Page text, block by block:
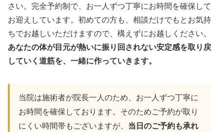
さい。完全予約制で、お一人ずつ丁寧にお時間を確保して
お迎えしています。初めての方も、相談だけでもとお気持
ちでお越しいただけますので、構えずにお越しください。
あなたの体が目元が熱いに振り回されない安定感を取り戻
していく道筋を、一緒に作っていきます。
当院は施術者が院長一人のため、お一人ずつ丁寧に
お時間を確保しております。そのためご予約が取り
にくい時間帯もございますが、 当日のご予約も承れ